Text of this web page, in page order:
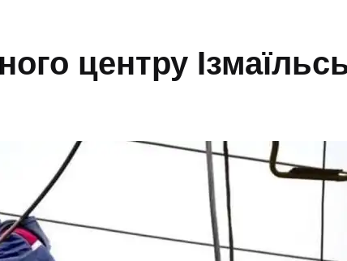
центру